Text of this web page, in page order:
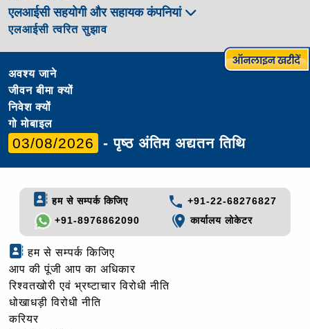
एलआईसी सहयोगी और सहायक कंपनियां
एलआईसी त्वरित सुझाव
अवश्य जाने
जीवन बीमा क्यों
निवेश क्यों
गो मोबाइल
03/08/2026 - पृष्ठ अंतिम अद्यतन तिथि
हम से सम्पर्क किजिए
+91-22-68276827
+91-8976862090
कार्यालय लोकेटर
हम से सम्पर्क किजिए
आप की पूंजी आप का अधिकार
रिश्वतखोरी एवं भ्रष्टाचार विरोधी नीति
धोखाधड़ी विरोधी नीति
करियर